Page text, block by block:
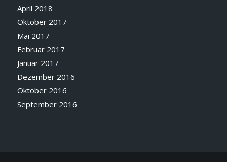
April 2018
Oktober 2017
Mai 2017
Februar 2017
Januar 2017
Dezember 2016
Oktober 2016
September 2016